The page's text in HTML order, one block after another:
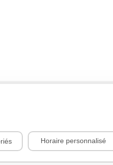
Horaire personnalisé